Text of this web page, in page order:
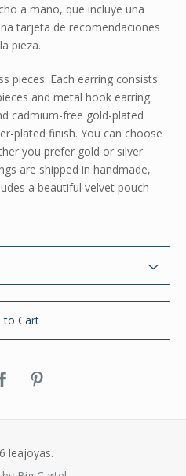
a mano, que incluye una
tarjeta de recomendaciones
pieza.
pieces. Each earring consists
and metal hook earring
cadmium-free gold-plated
plated finish. You can choose
you prefer gold or silver
are shipped in handmade,
a beautiful velvet pouch
to Cart
leajoyas.